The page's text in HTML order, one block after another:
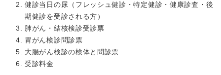
健診当日の尿（フレッシュ健診・特定健診・健康診査・後
期健診を受診される方）
肺がん・結核検診受診票
胃がん検診問診票
大腸がん検診の検体と問診票
受診料金